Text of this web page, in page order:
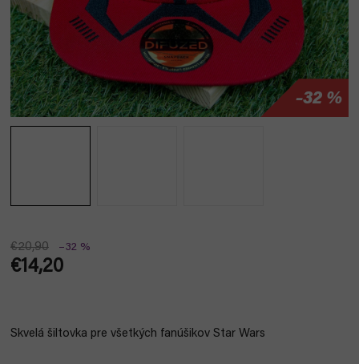
–32 %
€20,90 –32 %
€14,20
Skvelá šiltovka pre všetkých fanúšikov Star Wars